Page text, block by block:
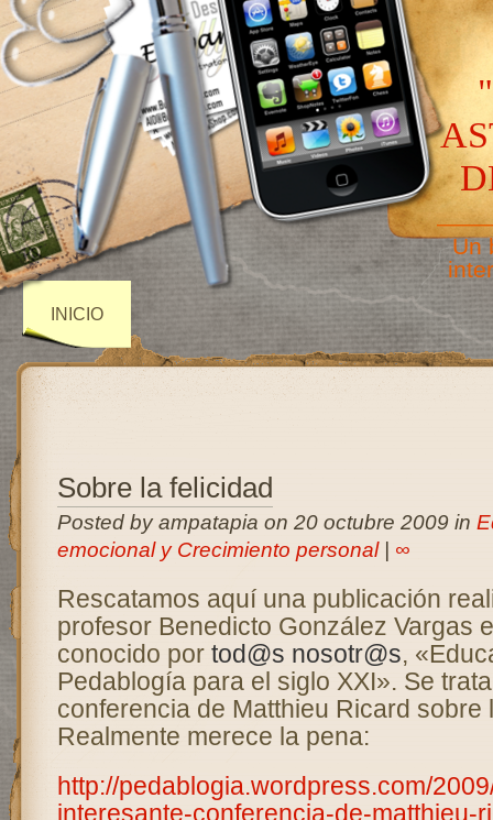
Un
INICIO
Sobre la felicidad
Posted by ampatapia on 20 octubre 2009 in
emocional y Crecimiento personal| ∞
Rescatamos aquí una publicación
profesor Benedicto González Vargas
conocido por tod@s nosotr@s,
Pedablogía para el siglo XXI». Se
conferencia de Matthieu Ricard sobre
Realmente merece la pena:
http://pedablogia.wordpress.com/
interesante-conferencia-de-matthieu-